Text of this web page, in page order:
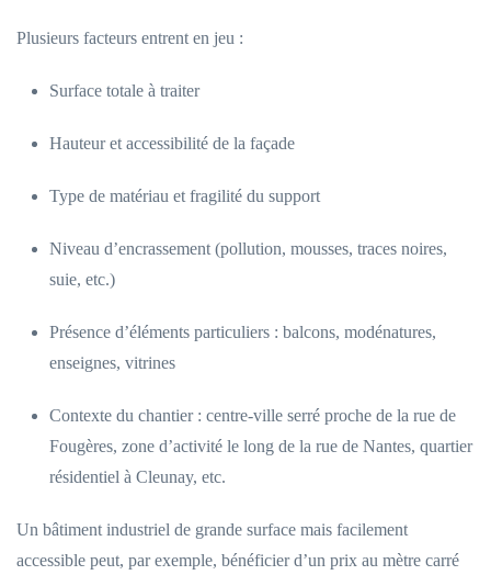
Plusieurs facteurs entrent en jeu :
Surface totale à traiter
Hauteur et accessibilité de la façade
Type de matériau et fragilité du support
Niveau d’encrassement (pollution, mousses, traces noires,
suie, etc.)
Présence d’éléments particuliers : balcons, modénatures,
enseignes, vitrines
Contexte du chantier : centre-ville serré proche de la rue de
Fougères, zone d’activité le long de la rue de Nantes, quartier
résidentiel à Cleunay, etc.
Un bâtiment industriel de grande surface mais facilement
accessible peut, par exemple, bénéficier d’un prix au mètre carré